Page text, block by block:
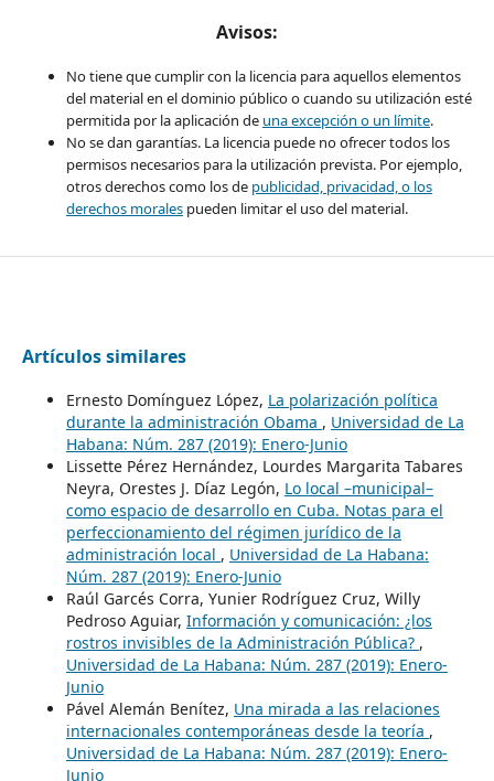
Avisos:
No tiene que cumplir con la licencia para aquellos elementos
del material en el dominio público o cuando su utilización esté
permitida por la aplicación de una excepción o un límite.
No se dan garantías. La licencia puede no ofrecer todos los
permisos necesarios para la utilización prevista. Por ejemplo,
otros derechos como los de publicidad, privacidad, o los
derechos moralespueden limitar el uso del material.
Artículos similares
Ernesto Domínguez López, La polarización política
durante la administración Obama , Universidad de La
Habana: Núm. 287 (2019): Enero-Junio
Lissette Pérez Hernández, Lourdes Margarita Tabares
Neyra, Orestes J. Díaz Legón, Lo local –municipal–
como espacio de desarrollo en Cuba. Notas para el
perfeccionamiento del régimen jurídico de la
administración local , Universidad de La Habana:
Núm. 287 (2019): Enero-Junio
Raúl Garcés Corra, Yunier Rodríguez Cruz, Willy
Pedroso Aguiar, Información y comunicación: ¿los
rostros invisibles de la Administración Pública? ,
Universidad de La Habana: Núm. 287 (2019): Enero-
Junio
Pável Alemán Benítez, Una mirada a las relaciones
internacionales contemporáneas desde la teoría ,
Universidad de La Habana: Núm. 287 (2019): Enero-
Junio